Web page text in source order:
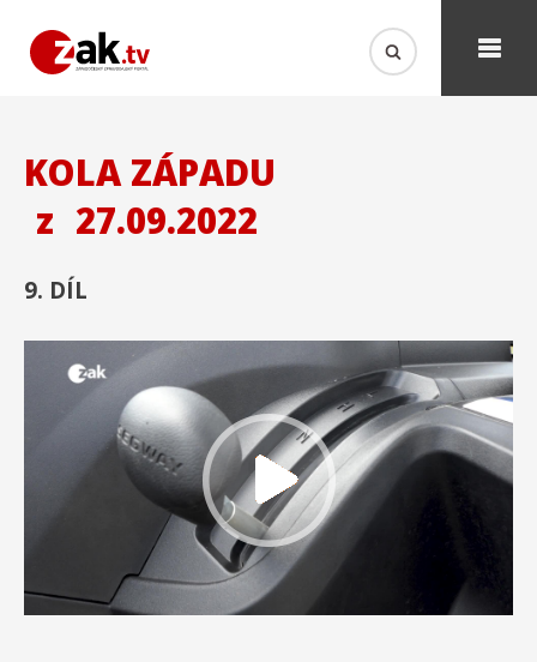
KOLA ZÁPADU
z 27.09.2022
9. DÍL